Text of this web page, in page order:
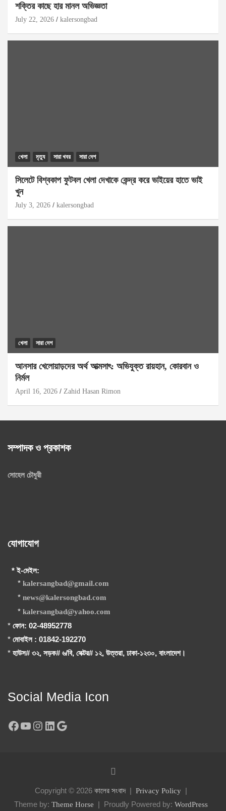
শক্তির কাছে হার মানল অভিজ্ঞতা
July 22, 2026 kalersongbad
খেলা মৃত্যু সারা খবর সারা দেশ
সিলেটে বিশ্বকাপ ফুটবল খেলা দেখাকে কেন্দ্র করে ভাইয়ের হাতে ভাই
খুন
July 3, 2026 kalersongbad
খেলা সারা দেশ
আনসার খেলোয়াড়দের অর্থ আত্মসাৎ: অভিযুক্ত রায়হান, কোরবান ও
নির্মল
April 16, 2026 Zahid Hasan Rimon
সম্পাদক ও প্রকাশক
সোহেল চৌধুরী
যোগাযোগ
* ই-মেইল:
* kalersangbad@gmail.com
* news@kalersongbad.com
* kalersangbad@yahoo.com
* ফোন: 02-48952778
* মোবাইল : 01842-192270
* হাউস# ৩২, সড়ক# ৬/বি, সেক্টর# ১২, উত্তরা, ঢাকা-১২৩০, বাংলাদেশ।
Social Media Icon
Facebook
YouTube
Instagram
LinkedIn
Google
Copyright © 2026 কালের সংবাদ Privacy Policy
Theme by: Theme Horse Proudly Powered by: WordPress